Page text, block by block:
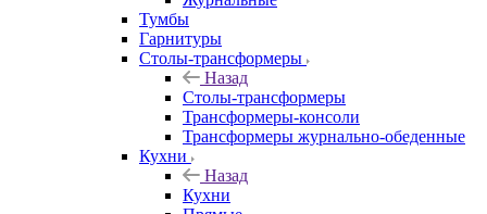
Тумбы
Гарнитуры
Столы-трансформеры
Назад
Столы-трансформеры
Трансформеры-консоли
Трансформеры журнально-обеденные
Кухни
Назад
Кухни